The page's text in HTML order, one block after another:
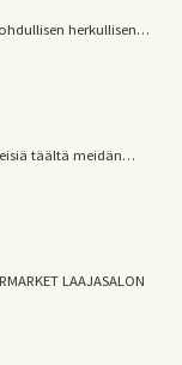
herkullisen…
täältä meidän…
LAAJASALON